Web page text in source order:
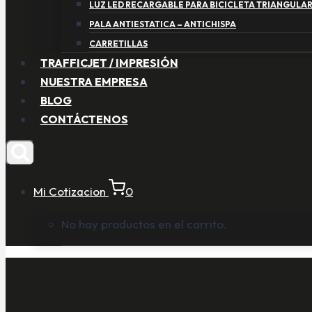
LUZ LED RECARGABLE PARA BICICLETA TRIANGULAR
PALA ANTIESTATICA – ANTICHISPA
CARRETILLAS
TRAFFICJET / IMPRESIÓN
NUESTRA EMPRESA
BLOG
CONTÁCTENOS
Mi Cotizacion 0
No hay productos en el carrito.